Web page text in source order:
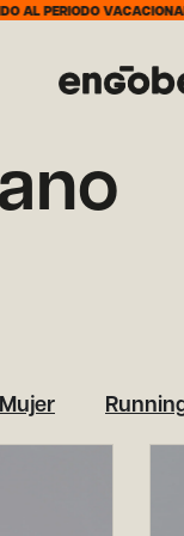
VACACIONAL TODOS